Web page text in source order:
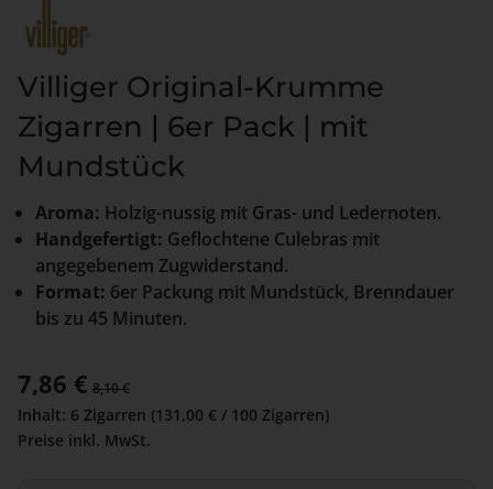
Villiger Original-Krumme
Zigarren | 6er Pack | mit
Mundstück
Aroma: Holzig-nussig mit Gras- und Ledernoten.
Handgefertigt: Geflochtene Culebras mit
angegebenem Zugwiderstand.
Format: 6er Packung mit Mundstück, Brenndauer
bis zu 45 Minuten.
Verkaufspreis:
7,86 € Regulärer Preis:
8,10 €
Inhalt: 6 Zigarren (131,00 € / 100 Zigarren)
Preise inkl. MwSt.